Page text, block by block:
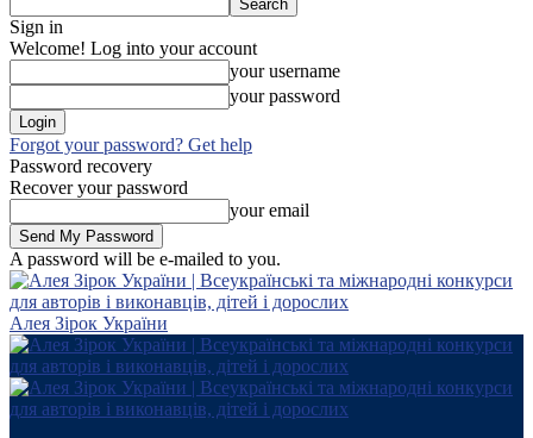
Sign in
Welcome! Log into your account
your username
your password
Forgot your password? Get help
Password recovery
Recover your password
your email
A password will be e-mailed to you.
Алея Зірок України